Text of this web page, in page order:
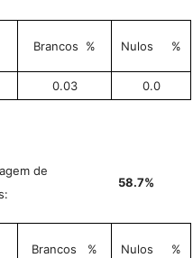
Brancos % Nulos %
0.03 0.0
de
58.7%
Brancos % Nulos %